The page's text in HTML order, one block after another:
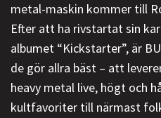
metal-maskin kommer till
Efter att ha rivstartat sin
albumet “Kickstarter”, är
de gör allra bäst – att
heavy metal live, högt och
kultfavoriter till närmast